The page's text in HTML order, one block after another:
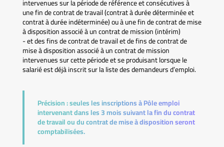
intervenues sur la période de référence et consécutives à
une fin de contrat de travail (contrat à durée déterminée et
contrat à durée indéterminée) ou à une fin de contrat de mise
à disposition associé à un contrat de mission (intérim)
- et des fins de contrat de travail et de fins de contrat de
mise à disposition associé à un contrat de mission
intervenues sur cette période et se produisant lorsque le
salarié est déjà inscrit sur la liste des demandeurs d’emploi.
Précision :seules les inscriptions à Pôle emploi
intervenant dans les 3 mois suivant la fin du contrat
de travail ou du contrat de mise à disposition seront
comptabilisées.